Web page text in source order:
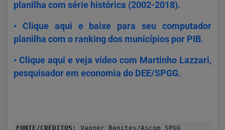
planilha com série histórica (2002-2018).
• Clique aqui e baixe para seu computador
planilha com o ranking dos municípios por PIB.
• Clique aqui e veja vídeo com Martinho Lazzari,
pesquisador em economia do DEE/SPGG.
FONTE/CRÉDITOS: Vagner Benites/Ascom SPGG